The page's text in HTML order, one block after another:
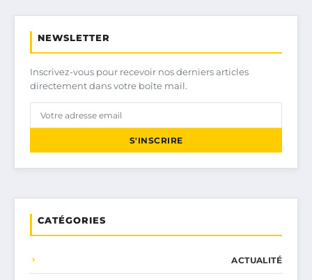
NEWSLETTER
Inscrivez-vous pour recevoir nos derniers articles
directement dans votre boîte mail.
S'INSCRIRE
CATÉGORIES
ACTUALITÉ